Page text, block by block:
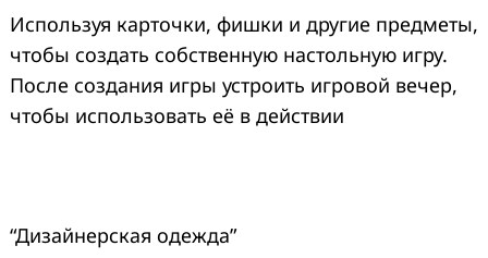
Используя карточки, фишки и другие предметы,
чтобы создать собственную настольную игру.
После создания игры устроить игровой вечер,
чтобы использовать её в действии
“Дизайнерская одежда”